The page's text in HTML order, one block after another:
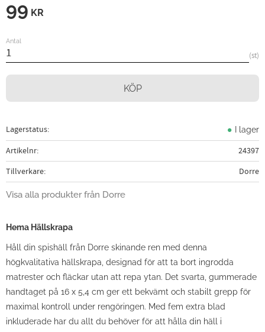
99 KR
Antal
st
KÖP
Lagerstatus I lager
Artikelnr
24397
Tillverkare
Dorre
Visa alla produkter från Dorre
Hema Hällskrapa
Håll din spishäll från Dorre skinande ren med denna
högkvalitativa hällskrapa, designad för att ta bort ingrodda
matrester och fläckar utan att repa ytan. Det svarta, gummerade
handtaget på 16 x 5,4 cm ger ett bekvämt och stabilt grepp för
maximal kontroll under rengöringen. Med fem extra blad
inkluderade har du allt du behöver för att hålla din häll i